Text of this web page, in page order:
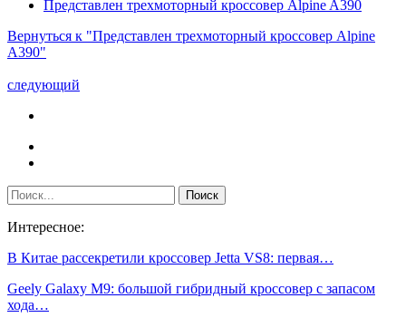
Представлен трехмоторный кроссовер Alpine A390
Вернуться к "Представлен трехмоторный кроссовер Alpine
A390"
следующий
Интересное:
В Китае рассекретили кроссовер Jetta VS8: первая…
Geely Galaxy M9: большой гибридный кроссовер с запасом
хода…